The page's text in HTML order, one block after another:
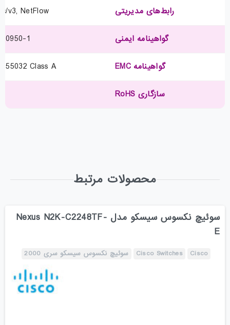
رابط‌های مدیریتی v3, NetFlow
گواهینامه ایمنی 1
گواهینامه EMC 55032 Class A
سازگاری RoHS
محصولات مرتبط
سوئیچ نکسوس سیسکو مدل Nexus N2K-C2248TF-
E
Cisco
Cisco Switches سوئیچ نکسوس سیسکو سری 2000